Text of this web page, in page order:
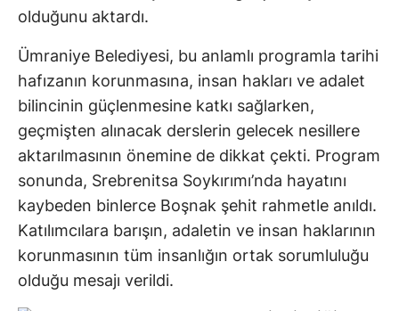
olduğunu aktardı.
Ümraniye Belediyesi, bu anlamlı programla tarihi
hafızanın korunmasına, insan hakları ve adalet
bilincinin güçlenmesine katkı sağlarken,
geçmişten alınacak derslerin gelecek nesillere
aktarılmasının önemine de dikkat çekti. Program
sonunda, Srebrenitsa Soykırımı’nda hayatını
kaybeden binlerce Boşnak şehit rahmetle anıldı.
Katılımcılara barışın, adaletin ve insan haklarının
korunmasının tüm insanlığın ortak sorumluluğu
olduğu mesajı verildi.